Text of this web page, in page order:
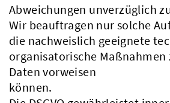
Abweichungen unverzüglich
Wir beauftragen nur solche
die nachweislich geeignete
organisatorische
Daten vorweisen
können.